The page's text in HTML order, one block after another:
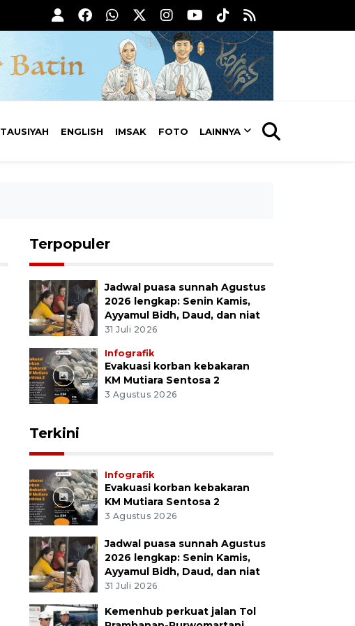
TAUSIYAH ENGLISH IMSAK FOTO LAINNYA
Terpopuler
Jadwal puasa sunnah Agustus
2026 lengkap: Senin Kamis,
Ayyamul Bidh, Daud, dan niat
31 Juli 2026
Infografik
Evakuasi korban kebakaran
KM Mutiara Sentosa 2
3 Agustus 2026
Terkini
Infografik
Evakuasi korban kebakaran
KM Mutiara Sentosa 2
3 Agustus 2026
Jadwal puasa sunnah Agustus
2026 lengkap: Senin Kamis,
Ayyamul Bidh, Daud, dan niat
31 Juli 2026
Kemenhub perkuat jalan Tol